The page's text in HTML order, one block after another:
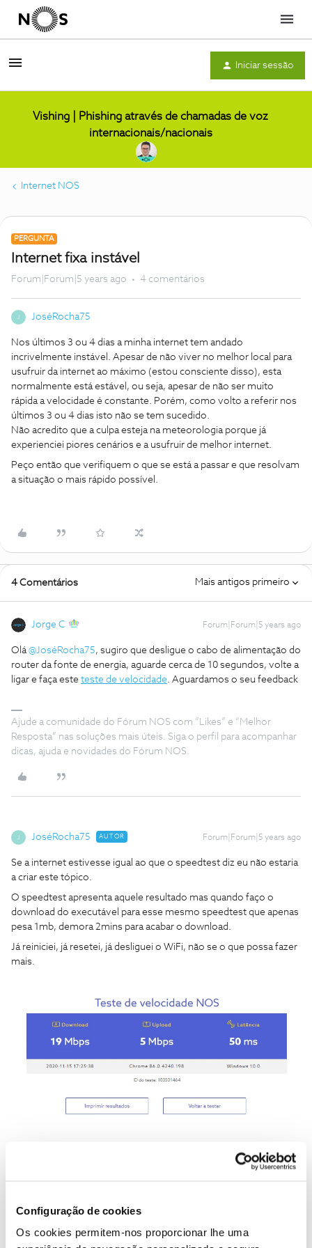
Configuração de cookies
Os cookies permitem-nos proporcionar lhe uma
Menu
Iniciar sessão
Vishing | Phishing através de chamadas de voz
internacionais/nacionais
Internet NOS
PERGUNTA
Internet fixa instável
Forum|Forum|5 years ago 4 comentários
JoséRocha75
Nos últimos 3 ou 4 dias a minha internet tem andado
incrivelmente instável. Apesar de não viver no melhor local para
usufruir da internet ao máximo (estou consciente disso), esta
normalmente está estável, ou seja, apesar de não ser muito
rápida a velocidade é constante. Porém, como volto a referir nos
últimos 3 ou 4 dias isto não se tem sucedido.
Não acredito que a culpa esteja na meteorologia porque já
experienciei piores cenários e a usufruir de melhor internet.
Peço então que verifiquem o que se está a passar e que resolvam
a situação o mais rápido possível.
4 Comentários Mais antigos primeiro
Jorge C Forum|Forum|5 years ago
Olá@JoséRocha75, sugiro que desligue o cabo de alimentação do
router da fonte de energia, aguarde cerca de 10 segundos, volte a
ligar e faça este teste de velocidade. Aguardamos o seu feedback
Ajude a comunidade do Fórum NOS com “Likes” e “Melhor
Resposta” nas soluções mais úteis. Siga o perfil para acompanhar
dicas, ajuda e novidades do Fórum NOS.
JoséRocha75 AUTOR Forum|Forum|5 years ago
Se a internet estivesse igual ao que o speedtest diz eu não estaria
a criar este tópico.
O speedtest apresenta aquele resultado mas quando faço o
download do executável para esse mesmo speedtest que apenas
pesa 1mb, demora 2mins para acabar o download.
Já reiniciei, já resetei, já desliguei o WiFi, não se o que possa fazer
mais.
Jorge C Forum|Forum|5 years ago